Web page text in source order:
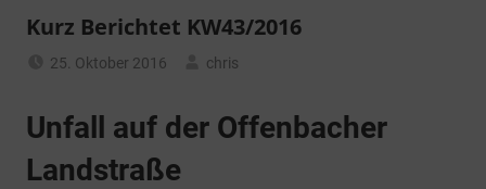
Kurz Berichtet KW43/2016
25. Oktober 2016
chris
Unfall auf der Offenbacher
Landstraße